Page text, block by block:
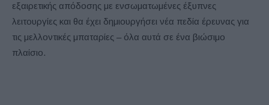
εξαιρετικής απόδοσης με ενσωματωμένες έξυπνες
λειτουργίες και θα έχει δημιουργήσει νέα πεδία έρευνας για
τις μελλοντικές μπαταρίες – όλα αυτά σε ένα βιώσιμο
πλαίσιο.